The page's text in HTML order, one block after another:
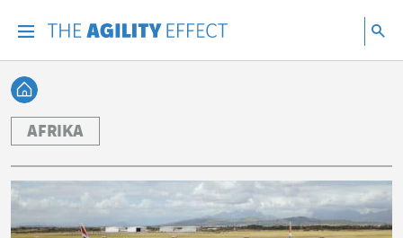
Zurück zur Startseite
AFRIKA